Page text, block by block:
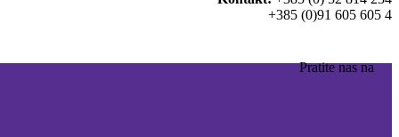
+385 (0)91 605 605 4
Pratite nas na